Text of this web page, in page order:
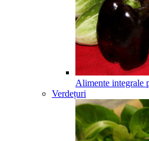
Alimente integrale
Verdețuri